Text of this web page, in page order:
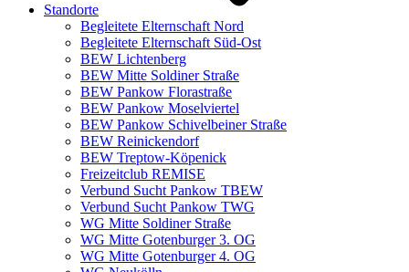
Standorte
Begleitete Elternschaft Nord
Begleitete Elternschaft Süd-Ost
BEW Lichtenberg
BEW Mitte Soldiner Straße
BEW Pankow Florastraße
BEW Pankow Moselviertel
BEW Pankow Schivelbeiner Straße
BEW Reinickendorf
BEW Treptow-Köpenick
Freizeitclub REMISE
Verbund Sucht Pankow TBEW
Verbund Sucht Pankow TWG
WG Mitte Soldiner Straße
WG Mitte Gotenburger 3. OG
WG Mitte Gotenburger 4. OG